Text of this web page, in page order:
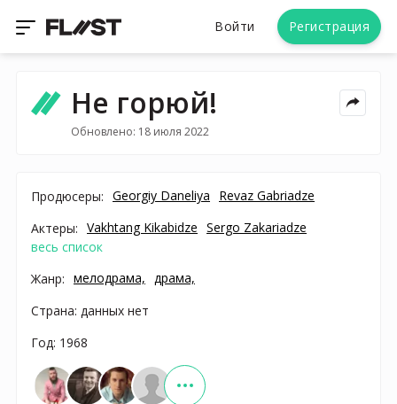
Войти Регистрация
Не горюй!
Обновлено: 18 июля 2022
Продюсеры: Georgiy Daneliya
Revaz Gabriadze
Актеры: Vakhtang Kikabidze Sergo Zakariadze
весь список
Жанр: мелодрама,
драма,
Страна: данных нет
Год: 1968